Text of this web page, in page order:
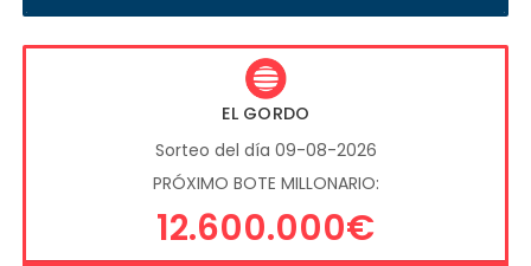
EL GORDO
Sorteo del día 09-08-2026
PRÓXIMO BOTE MILLONARIO:
12.600.000€